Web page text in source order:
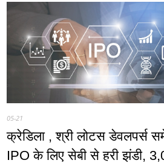
05-21
क्रेडिला , श्री लोटस डेवलपर्स
IPO के लिए सेबी से हरी झंडी,